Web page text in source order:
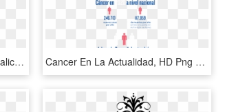
Girl,miss,young In Wonderland,alice - Ilustraciones De Alicia En El Pais De Las Maravillas, HD Png Download Cancer En La Actualidad, HD Png Download